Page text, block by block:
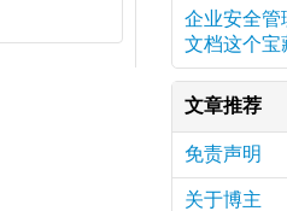
企业安全管
文档这个宝
文章推荐
免责声明
关于博主